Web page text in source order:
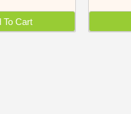
To Cart